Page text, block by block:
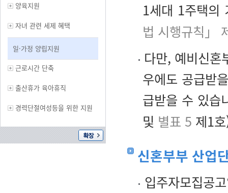
양육지원
자녀 관련 세제 혜택
일·가정 양립지원
근로시간 단축
출산휴가 육아휴직
경력단절여성등을 위한 지원
1세대 1주택의
법 시행규칙」
다만, 예비신
우에도 공급받
급받을 수 있습
및 별표 5 제1
신혼부부 산업
입주자모집공